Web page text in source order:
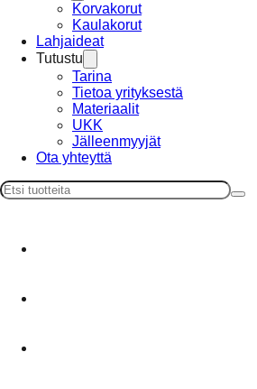
Korvakorut
Kaulakorut
Lahjaideat
Tutustu
Tarina
Tietoa yrityksestä
Materiaalit
UKK
Jälleenmyyjät
Ota yhteyttä
Haku